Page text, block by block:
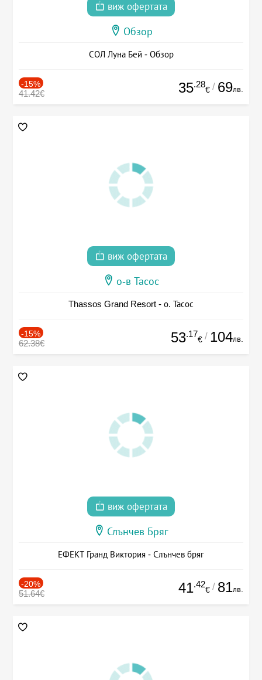
виж офертата
Обзор
СОЛ Луна Бей - Обзор
-15%
41.42€ 35.28
€ / 69лв.
виж офертата
о-в Тасос
Thassos Grand Resort - о. Тасос
-15%
62.38€ 53.17
€ / 104лв.
виж офертата
Слънчев Бряг
ЕФЕКТ Гранд Виктория - Слънчев бряг
-20%
51.64€ 41.42
€ / 81лв.